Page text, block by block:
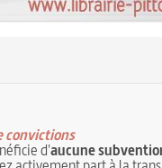
convictions
d'aucune